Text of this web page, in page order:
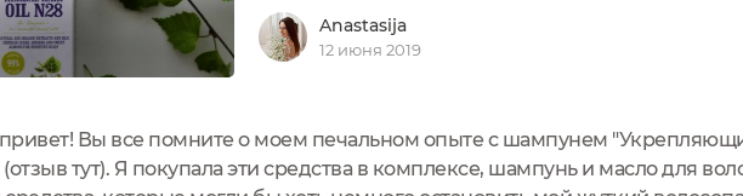
Anastasija
12 июня 2019
Вы все помните о моем печальном опыте с шампунем
(отзыв тут). Я покупала эти средства в комплексе, шампунь и масло для